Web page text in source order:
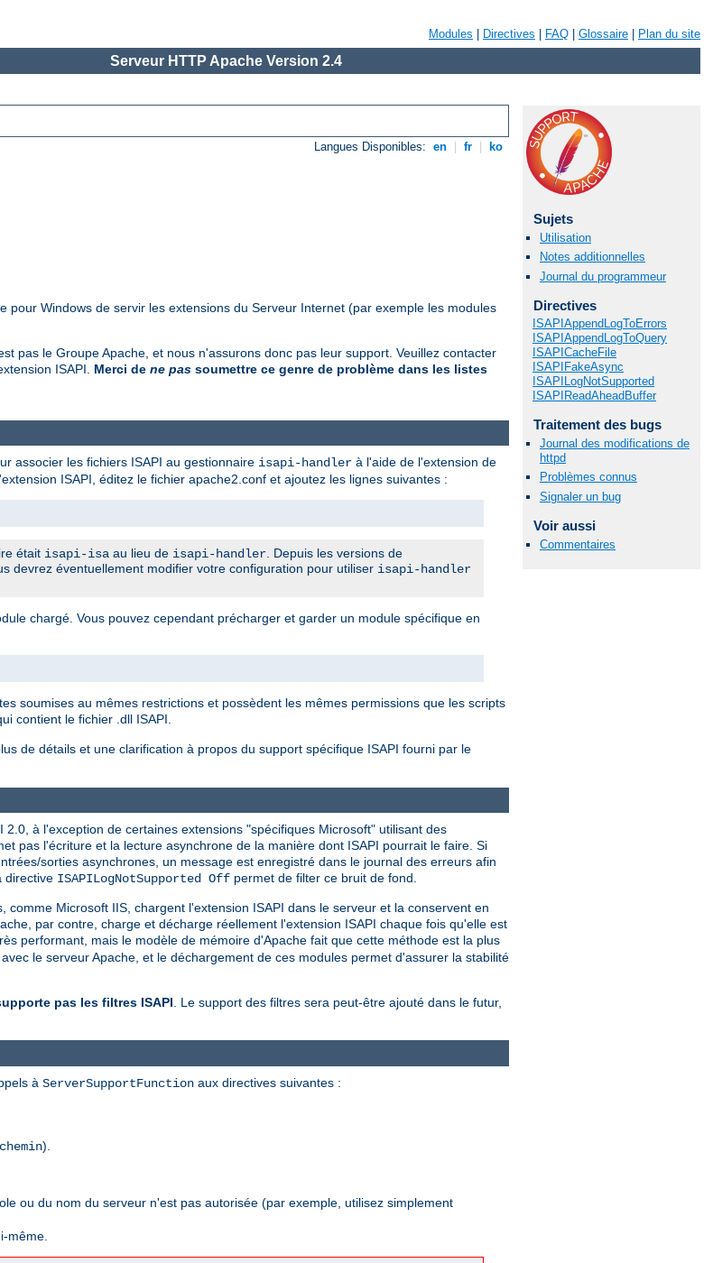
Modules Directives FAQ Glossaire Plan du site
Serveur HTTP Apache Version 2.4
Langues Disponibles: en fr ko
Windows de servir les extensions du Serveur Internet (par exemple les modules
pas le Groupe Apache, et nous n'assurons donc pas leur support. Veuillez contacter
ISAPI. Merci de ne pas soumettre ce genre de problème dans les listes
Sujets
Utilisation
Notes additionnelles
Journal du programmeur
Directives
ISAPIAppendLogToErrors
ISAPIAppendLogToQuery
ISAPICacheFile
ISAPIFakeAsync
ISAPILogNotSupported
ISAPIReadAheadBuffer
Traitement des bugs
Journal des modifications de
httpd
Problèmes connus
Signaler un bug
Voir aussi
Commentaires
associer les fichiers ISAPI au gestionnaire isapi-handler à l'aide de l'extension de
ISAPI, éditez le fichier apache2.conf et ajoutez les lignes suivantes :
était isapi-isa au lieu de isapi-handler . Depuis les versions de
devrez éventuellement modifier votre configuration pour utiliser isapi-handler
chargé. Vous pouvez cependant précharger et garder un module spécifique en
soumises au mêmes restrictions et possèdent les mêmes permissions que les scripts
contient le fichier .dll ISAPI.
de détails et une clarification à propos du support spécifique ISAPI fourni par le
à l'exception de certaines extensions "spécifiques Microsoft" utilisant des
pas l'écriture et la lecture asynchrone de la manière dont ISAPI pourrait le faire. Si
sorties asynchrones, un message est enregistré dans le journal des erreurs afin
directive ISAPILogNotSupported Off permet de filter ce bruit de fond.
Microsoft IIS, chargent l'extension ISAPI dans le serveur et la conservent en
par contre, charge et décharge réellement l'extension ISAPI chaque fois qu'elle est
performant, mais le modèle de mémoire d'Apache fait que cette méthode est la plus
le serveur Apache, et le déchargement de ces modules permet d'assurer la stabilité
pas les filtres ISAPI. Le support des filtres sera peut-être ajouté dans le futur,
à ServerSupportFunction aux directives suivantes :
).
ou du nom du serveur n'est pas autorisée (par exemple, utilisez simplement
même.